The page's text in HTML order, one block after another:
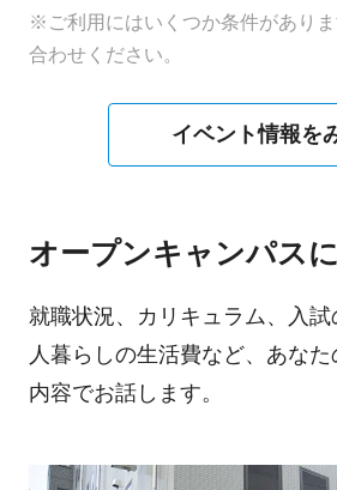
※ご利用にはいくつか条件があり
合わせください。
イベント情報を
オープンキャンパス
就職状況、カリキュラム、入
人暮らしの生活費など、あな
内容でお話します。